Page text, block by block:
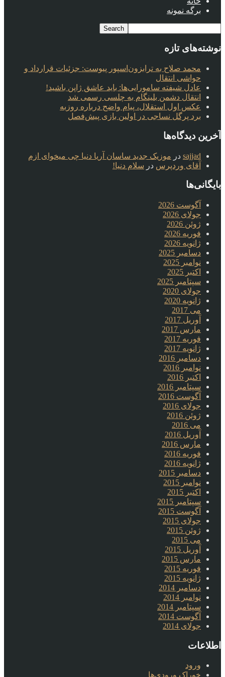
برگه نمونه
نوشته‌های تازه
محمد صلاح به ترابزون‌اسپور پیوست: جزئیات قرارداد و
حواشی انتقال
عادل شیفته سامورایی‌ها: باید عاشق ژاپن باشید!
انتقال دشمن بلینگام به چلسی رسمی شد
عکس اول استقلال، پیام واضح درباره روزبه
برد پرگل نساجی در اولین بازی پیش‌فصل
آخرین دیدگاه‌ها
sajjad در موزیک جدید ساسان آریا دنیا چی میخوای ازم
آقای وردپرس در سلام دنیا!
بایگانی‌ها
آگوست 2026
جولای 2026
ژوئن 2026
فوریه 2026
ژانویه 2026
دسامبر 2025
نوامبر 2025
اکتبر 2025
سپتامبر 2025
جولای 2020
ژانویه 2020
می 2017
آوریل 2017
مارس 2017
فوریه 2017
ژانویه 2017
دسامبر 2016
نوامبر 2016
اکتبر 2016
سپتامبر 2016
آگوست 2016
جولای 2016
ژوئن 2016
می 2016
آوریل 2016
مارس 2016
فوریه 2016
ژانویه 2016
دسامبر 2015
نوامبر 2015
اکتبر 2015
سپتامبر 2015
آگوست 2015
جولای 2015
ژوئن 2015
می 2015
آوریل 2015
مارس 2015
فوریه 2015
ژانویه 2015
دسامبر 2014
نوامبر 2014
سپتامبر 2014
آگوست 2014
جولای 2014
اطلاعات
ورود
خوراک ورودی‌ها